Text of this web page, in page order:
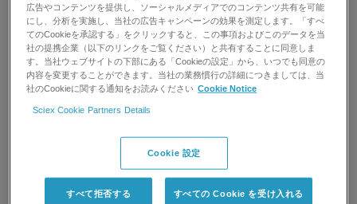
For research use only. Not for use in
diagnostic procedures.
Answer
Adding Compound Information:
広告やコンテンツを提供し、ソーシャルメディアでのコンテンツ共有を可能
にし、分析を実施し、当社の広告キャンペーンの効果を測定します。「すべ
てのCookieを承認する」をクリックすると、この事項およびこのデータを当
社の提携企業（以下のリンクをご覧ください）と共有することに同意しま
す。当社ウェブサイトの下部にある「Cookieの設定」から、いつでも同意の
内容を変更することができます。当社の業務慣行の詳細につきましては、当
社のCookieに関する通知をお読みください Cookie Notice
Sciex Cookie Partners Details
Cookie 設定
すべて拒否する すべての Cookie を受け入れる